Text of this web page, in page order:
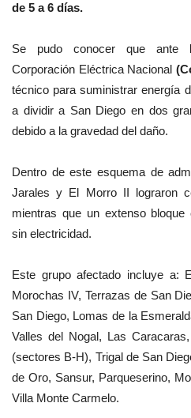
de 5 a 6 días.
Se pudo conocer que ante
Corporación Eléctrica Nacional
técnico para suministrar energía
a dividir a San Diego en dos
debido a la gravedad del daño.
Dentro de este esquema de
Jarales y El Morro II lograron
mientras que un extenso
sin electricidad.
Este grupo afectado incluye a:
Morochas IV, Terrazas de San
San Diego, Lomas de la
Valles del Nogal, Las
(sectores B-H), Trigal de San
de Oro, Sansur, Parqueserino,
Villa Monte Carmelo.